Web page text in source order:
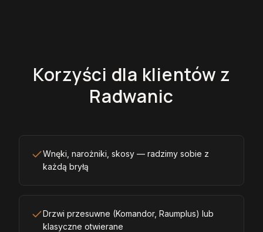
Korzyści dla klientów z
Radwanic
Wnęki, narożniki, skosy — radzimy sobie z
każdą bryłą
Drzwi przesuwne (Komandor, Raumplus) lub
klasyczne otwierane